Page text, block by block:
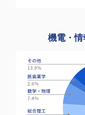
機電・